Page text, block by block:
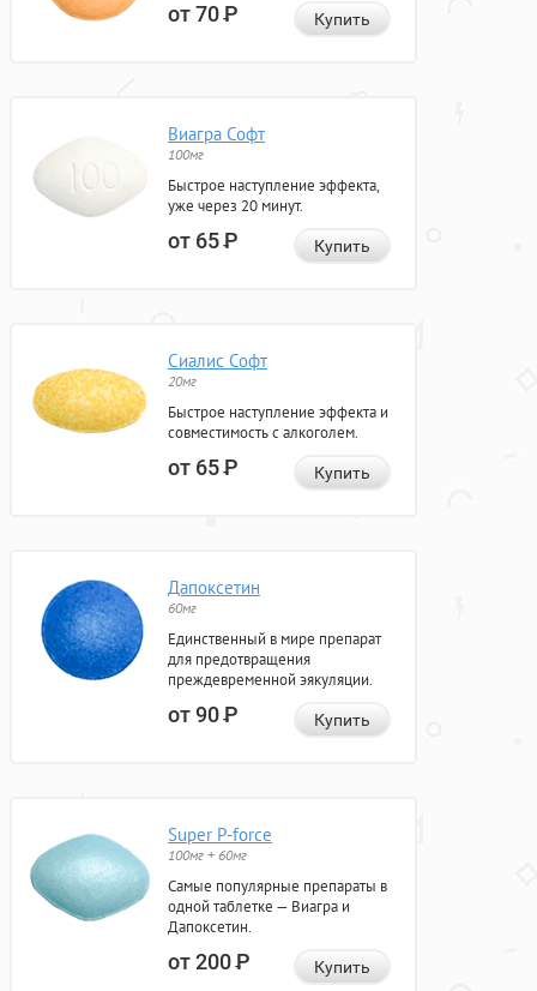
от 70Р Купить
Виагра Софт
100мг
Быстрое наступление эффекта,
уже через 20 минут.
от 65Р Купить
Сиалис Софт
20мг
Быстрое наступление эффекта и
совместимость с алкоголем.
от 65Р Купить
Дапоксетин
60мг
Единственный в мире препарат
для предотвращения
преждевременной эякуляции.
от 90Р Купить
Super P-force
100мг + 60мг
Самые популярные препараты в
одной таблетке — Виагра и
Дапоксетин.
от 200Р Купить